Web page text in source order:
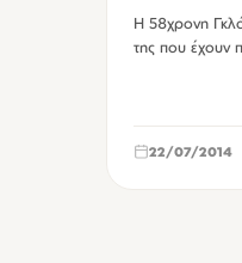
Η 58χρονη
της που έχουν
22/07/2014